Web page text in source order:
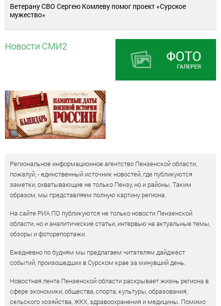
Ветерану СВО Сергею Комлеву помог проект «Сурское
мужество»
Новости СМИ2
Региональное информационное агентство Пензенской области,
пожалуй, - единственный источник новостей, где публикуются
заметки, охватывающие не только Пензу, но и районы. Таким
образом, мы представляем полную картину региона.
На сайте РИА ПО публикуются не только новости Пензенской
области, но и аналитические статьи, интервью на актуальные темы,
обзоры и фоторепортажи.
Ежедневно по будням мы предлагаем читателям дайджест
событий, произошедших в Сурском крае за минувший день.
Новостная лента Пензенской области раскрывает жизнь региона в
сфере экономики, общества, спорта, культуры, образования,
сельского хозяйства, ЖКХ, здравоохранения и медицины. Помимо